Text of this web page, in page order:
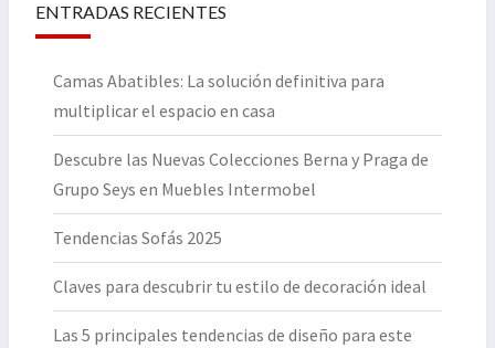
ENTRADAS RECIENTES
Camas Abatibles: La solución definitiva para
multiplicar el espacio en casa
Descubre las Nuevas Colecciones Berna y Praga de
Grupo Seys en Muebles Intermobel
Tendencias Sofás 2025
Claves para descubrir tu estilo de decoración ideal
Las 5 principales tendencias de diseño para este